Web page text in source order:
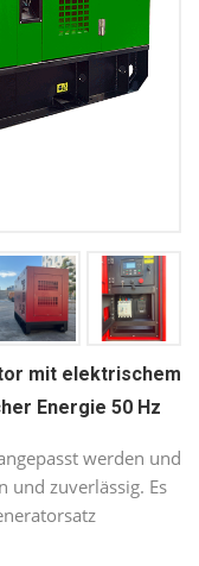
mit elektrischem
Energie 50 Hz
werden und
und zuverlässig. Es